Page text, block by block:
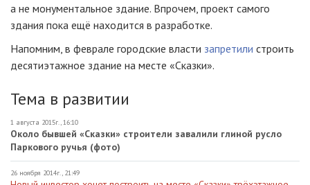
а не монументальное здание. Впрочем, проект самого
здания пока ещё находится в разработке.
Напомним, в феврале городские власти запретили строить
десятиэтажное здание на месте «Сказки».
Тема в развитии
1 августа 2015г., 16:10
Около бывшей «Сказки» строители завалили глиной русло
Паркового ручья (фото)
26 ноября 2014г., 21:49